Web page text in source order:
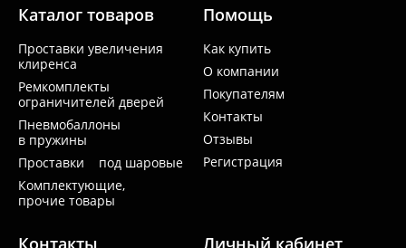
Каталог товаров
Проставки увеличения
клиренса
Ремкомплекты
ограничителей дверей
Пневмобаллоны
в пружины
Проставки под шаровые
Комплектующие,
прочие товары
Помощь
Как купить
О компании
Покупателям
Контакты
Отзывы
Регистрация
Контакты Личный кабинет